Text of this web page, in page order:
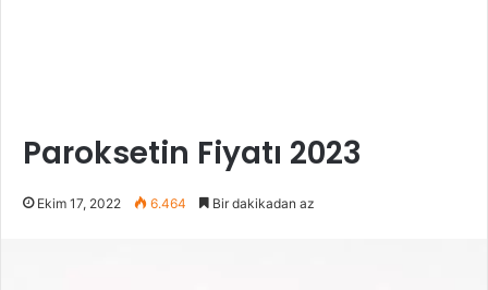
Paroksetin Fiyatı 2023
Ekim 17, 2022 6.464 Bir dakikadan az